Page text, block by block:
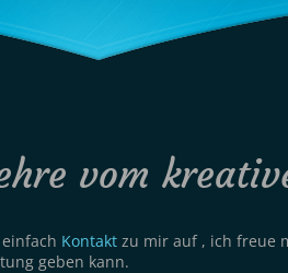
vom
Kontakt zu mir auf , ich freue
geben kann.